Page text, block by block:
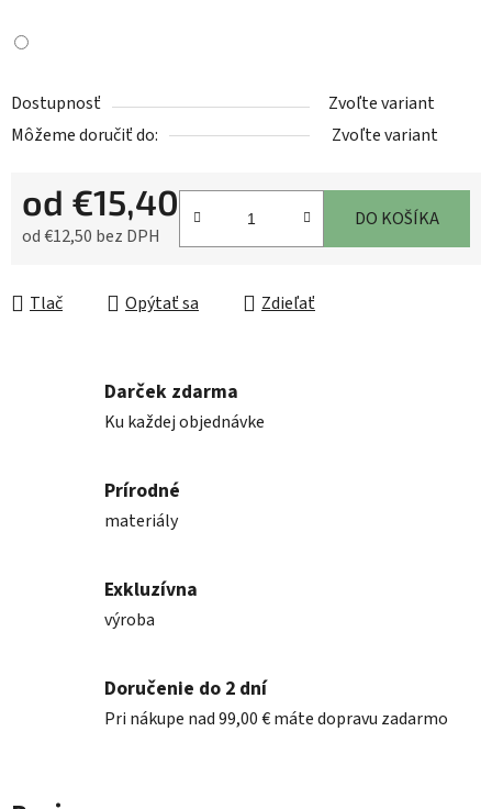
Dostupnosť
Zvoľte variant
Môžeme doručiť do:
Zvoľte variant
od €15,40
od€12,50 bez DPH
DO KOŠÍKA
Tlač Opýtať sa Zdieľať
Darček zdarma
Ku každej objednávke
Prírodné
materiály
Exkluzívna
výroba
Doručenie do 2 dní
Pri nákupe nad 99,00 € máte dopravu zadarmo